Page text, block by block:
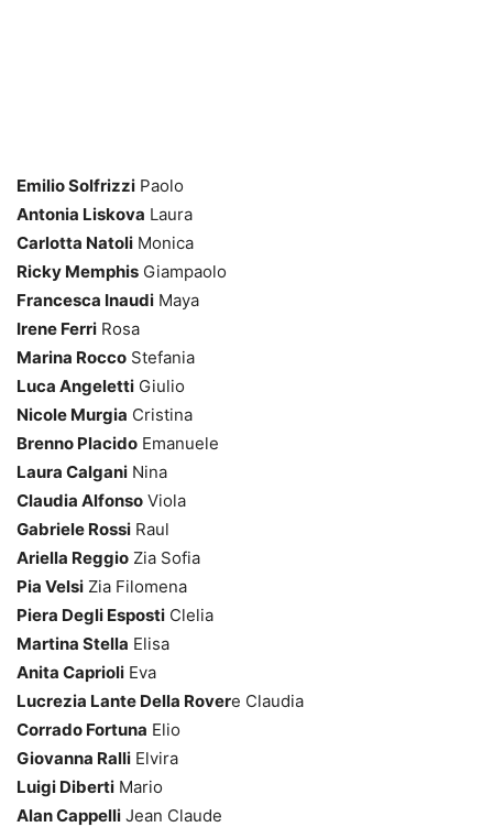
Emilio Solfrizzi Paolo
Antonia Liskova Laura
Carlotta Natoli Monica
Ricky Memphis Giampaolo
Francesca Inaudi Maya
Irene Ferri Rosa
Marina Rocco Stefania
Luca Angeletti Giulio
Nicole Murgia Cristina
Brenno Placido Emanuele
Laura Calgani Nina
Claudia Alfonso Viola
Gabriele Rossi Raul
Ariella Reggio Zia Sofia
Pia Velsi Zia Filomena
Piera Degli Esposti Clelia
Martina Stella Elisa
Anita Caprioli Eva
Lucrezia Lante Della Rovere Claudia
Corrado Fortuna Elio
Giovanna Ralli Elvira
Luigi Diberti Mario
Alan Cappelli Jean Claude